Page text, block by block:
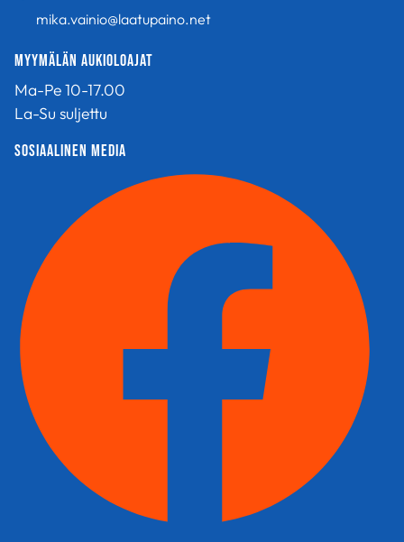
mika.vainio@laatupaino.net
Myymälän aukioloajat
Ma-Pe 10-17.00
La-Su suljettu
sosiaalinen media